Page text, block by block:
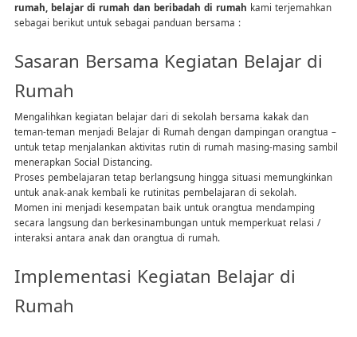
rumah, belajar di rumah dan beribadah di rumah kami terjemahkan
sebagai berikut untuk sebagai panduan bersama :
Sasaran Bersama Kegiatan Belajar di
Rumah
Mengalihkan kegiatan belajar dari di sekolah bersama kakak dan
teman-teman menjadi Belajar di Rumah dengan dampingan orangtua –
untuk tetap menjalankan aktivitas rutin di rumah masing-masing sambil
menerapkan Social Distancing.
Proses pembelajaran tetap berlangsung hingga situasi memungkinkan
untuk anak-anak kembali ke rutinitas pembelajaran di sekolah.
Momen ini menjadi kesempatan baik untuk orangtua mendamping
secara langsung dan berkesinambungan untuk memperkuat relasi /
interaksi antara anak dan orangtua di rumah.
Implementasi Kegiatan Belajar di
Rumah